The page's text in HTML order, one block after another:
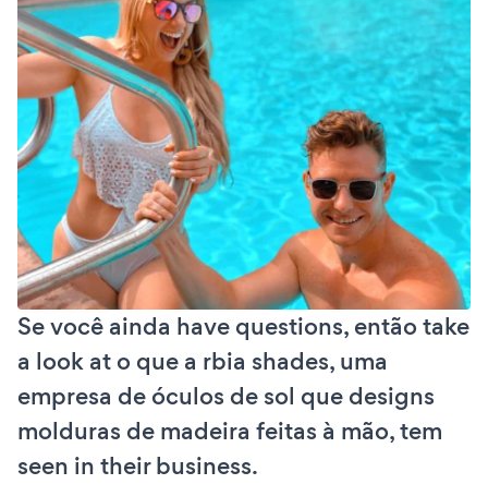
Se você ainda have questions, então take
a look at o que a rbia shades, uma
empresa de óculos de sol que designs
molduras de madeira feitas à mão, tem
seen in their business.